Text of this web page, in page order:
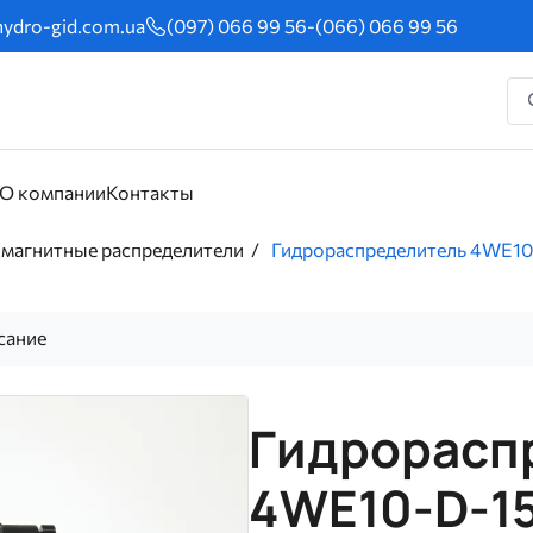
gid.com.ua (097) 066 99 56-(066) 066 99 56
О компанииКонтакты
распределители Гидрораспределитель
4WE10-D-